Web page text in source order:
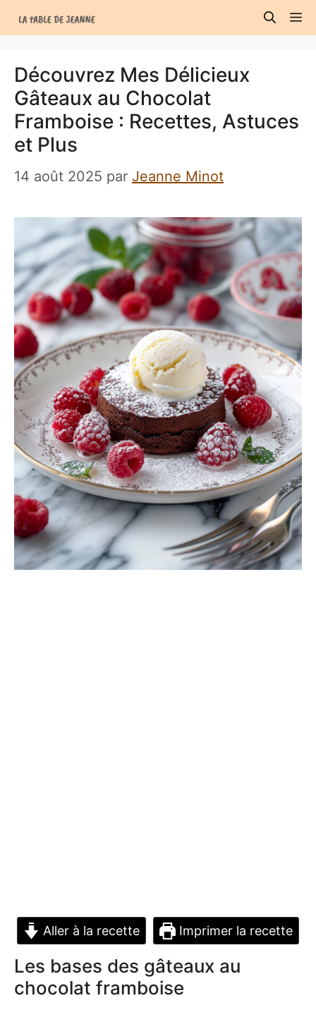
au
Découvrez Mes Délicieux
Gâteaux au Chocolat
Framboise : Recettes, Astuces
et Plus
14 août 2025 par Jeanne Minot
Aller à la recette Imprimer la recette
Les bases des gâteaux au
chocolat framboise